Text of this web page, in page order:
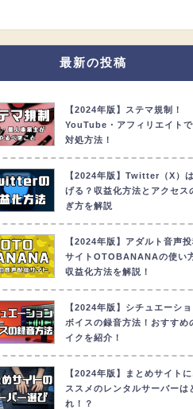
最新の投稿
【2024年版】ステマ規制！
YouTube・アフィリエイト
対処方法！
【2024年版】Twitter（X）
げる？収益化方法とアクセス
ぎ方を解説
【2024年版】アダルト音声
サイトOTOBANANAの使い
収益化方法を解説！
【2024年版】シチュエーシ
ボイスの録音方法！おすすめ
イクを紹介！
【2024年版】まとめサイト
ススメのレンタルサーバーは
れ！？